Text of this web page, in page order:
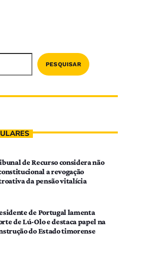
PESQUISAR
de Recurso considera não
a revogação
da pensão vitalícia
de Portugal lamenta
de Lú-Olo e destaca papel na
do Estado timorense